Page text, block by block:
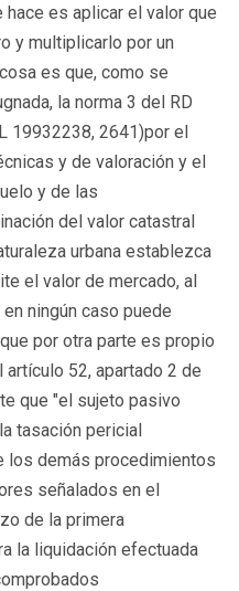
es aplicar el valor que
y multiplicarlo por un
es que, como se
la norma 3 del RD
19932238, 2641)por el
y de valoración y el
y de las
del valor catastral
urbana establezca
el valor de mercado, al
ningún caso puede
por otra parte es propio
52, apartado 2 de
que "el sujeto pasivo
tasación pericial
los demás procedimientos
señalados en el
de la primera
la liquidación efectuada